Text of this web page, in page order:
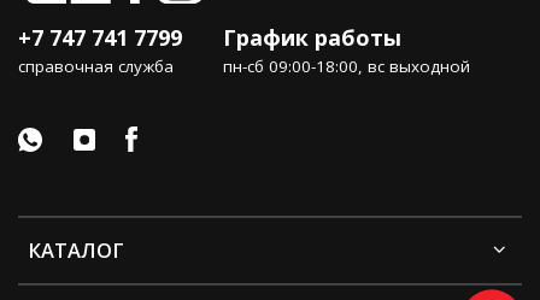
КАТАЛОГ
+7 747 741 7799
справочная служба
График работы
пн-сб 09:00-18:00, вс выходной